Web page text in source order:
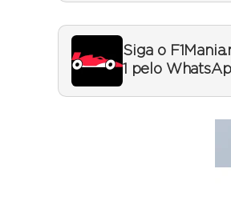
Siga o
1 pelo